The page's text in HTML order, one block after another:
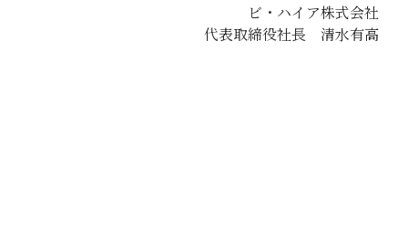
ビ・ハイア株式会社
代表取締役社長 清水有高